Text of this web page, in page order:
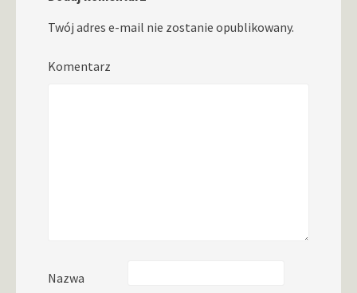
Twój adres e-mail nie zostanie opublikowany.
Komentarz
Nazwa